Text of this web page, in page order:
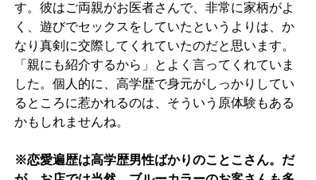
す。彼はご両親がお医者さんで、非常に家柄がよ
く、遊びでセックスをしていたというよりは、か
なり真剣に交際してくれていたのだと思います。
「親にも紹介するから」とよく言ってくれていま
した。個人的に、高学歴で身元がしっかりしてい
るところに惹かれるのは、そういう原体験もある
かもしれませんね。
※恋愛遍歴は高学歴男性ばかりのことこさん。だ